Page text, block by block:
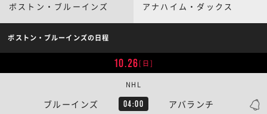
ボストン・ブルーインズ アナハイム・ダックス
ボストン・ブルーインズの日程
10.26[日]
ブルーインズ 04:00 アバランチ
NHL